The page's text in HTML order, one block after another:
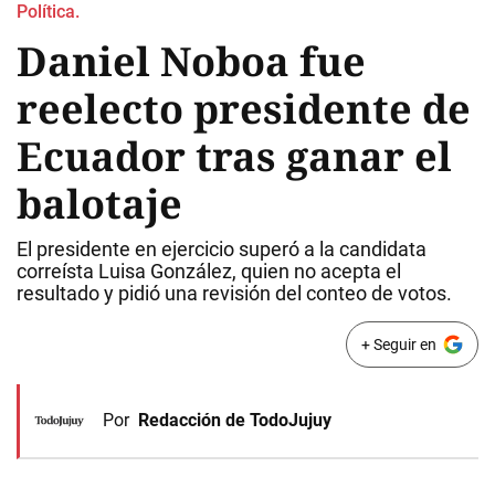
Política.
Daniel Noboa fue
reelecto presidente de
Ecuador tras ganar el
balotaje
El presidente en ejercicio superó a la candidata
correísta Luisa González, quien no acepta el
resultado y pidió una revisión del conteo de votos.
+ Seguir en
Por Redacción de TodoJujuy